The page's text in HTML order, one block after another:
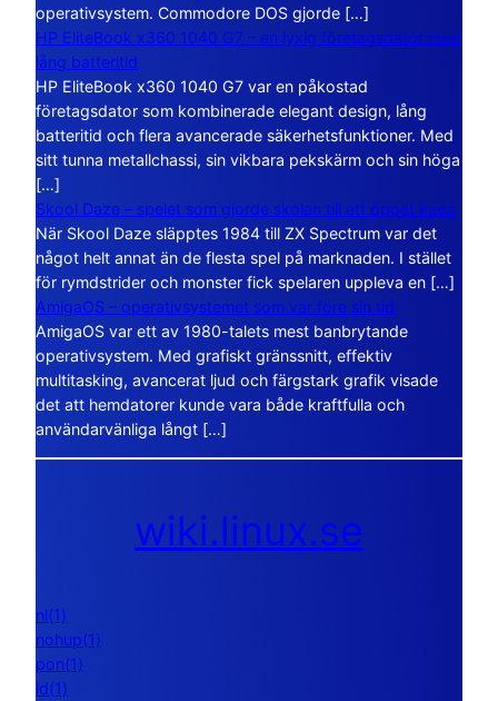
operativsystem. Commodore DOS gjorde […]
HP EliteBook x360 1040 G7 – en lyxig företagsdator med
lång batteritid
HP EliteBook x360 1040 G7 var en påkostad
företagsdator som kombinerade elegant design, lång
batteritid och flera avancerade säkerhetsfunktioner. Med
sitt tunna metallchassi, sin vikbara pekskärm och sin höga
[…]
Skool Daze – spelet som gjorde skolan till ett öppet kaos
När Skool Daze släpptes 1984 till ZX Spectrum var det
något helt annat än de flesta spel på marknaden. I stället
för rymdstrider och monster fick spelaren uppleva en […]
AmigaOS – operativsystemet som var före sin tid
AmigaOS var ett av 1980-talets mest banbrytande
operativsystem. Med grafiskt gränssnitt, effektiv
multitasking, avancerat ljud och färgstark grafik visade
det att hemdatorer kunde vara både kraftfulla och
användarvänliga långt […]
wiki.linux.se
nl(1)
nohup(1)
pon(1)
ld(1)